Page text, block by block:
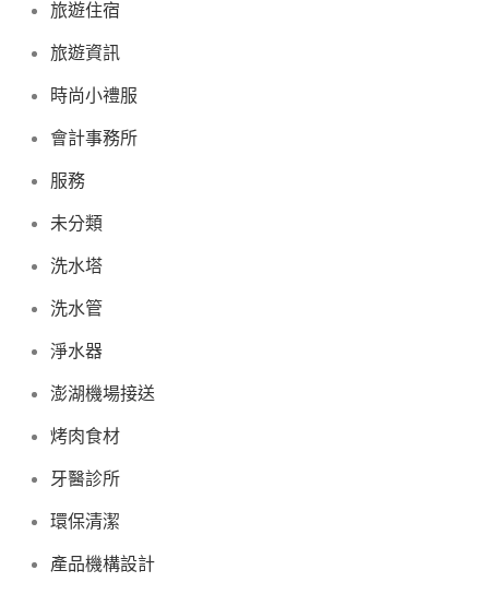
旅遊住宿
旅遊資訊
時尚小禮服
會計事務所
服務
未分類
洗水塔
洗水管
淨水器
澎湖機場接送
烤肉食材
牙醫診所
環保清潔
產品機構設計